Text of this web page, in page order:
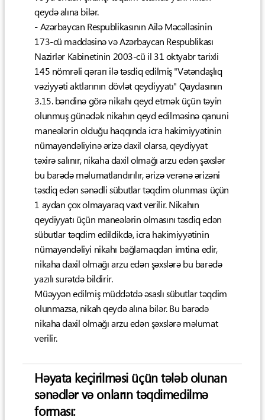
qeydə alına bilər.
- Azərbaycan Respublikasının Ailə Məcəlləsinin
173-cü maddəsinə və Azərbaycan Respublikası
Nazirlər Kabinetinin 2003-cü il 31 oktyabr tarixli
145 nömrəli qərarı ilə təsdiq edilmiş "Vətəndaşlıq
vəziyyəti aktlarının dövlət qeydiyyatı" Qaydasının
3.15. bəndinə görə nikahı qeyd etmək üçün təyin
olunmuş günədək nikahın qeyd edilməsinə qanuni
maneələrin olduğu haqqında icra hakimiyyətinin
nümayəndəliyinə ərizə daxil olarsa, qeydiyyat
təxirə salınır, nikaha daxil olmağı arzu edən şəxslər
bu barədə məlumatlandırılır, ərizə verənə ərizəni
təsdiq edən sənədli sübutlar təqdim olunması üçün
1 aydan çox olmayaraq vaxt verilir. Nikahın
qeydiyyatı üçün maneələrin olmasını təsdiq edən
sübutlar təqdim edildikdə, icra hakimiyyətinin
nümayəndəliyi nikahı bağlamaqdan imtina edir,
nikaha daxil olmağı arzu edən şəxslərə bu barədə
yazılı surətdə bildirir.
Müəyyən edilmiş müddətdə əsaslı sübutlar təqdim
olunmazsa, nikah qeydə alına bilər. Bu barədə
nikaha daxil olmağı arzu edən şəxslərə məlumat
verilir.
Həyata keçirilməsi üçün tələb olunan
sənədlər və onların təqdimedilmə
forması: